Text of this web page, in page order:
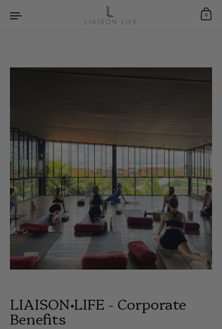
0
LIAISON•LIFE - Corporate
Benefits